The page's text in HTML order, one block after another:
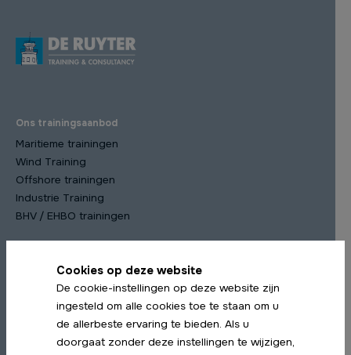
Ons trainingsaanbod
Maritieme trainingen
Wind Training
Offshore trainingen
Industrie Training
BHV / EHBO trainingen
Meest gekozen trainingen
STCW Scheepsmanagement cursus
STCW Medische Training
STCW Profiency in Survival Craft Herhaling
Cookies op deze website
De cookie-instellingen op deze website zijn
ingesteld om alle cookies toe te staan om u
de allerbeste ervaring te bieden. Als u
doorgaat zonder deze instellingen te wijzigen,